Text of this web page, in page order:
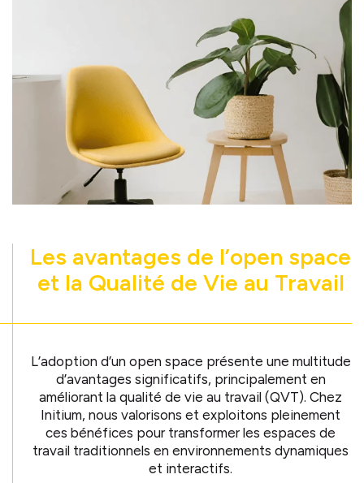
Les avantages de l’open space
et la Qualité de Vie au Travail
L’adoption d’un open space présente une multitude
d’avantages significatifs, principalement en
améliorant la qualité de vie au travail (QVT). Chez
Initium, nous valorisons et exploitons pleinement
ces bénéfices pour transformer les espaces de
travail traditionnels en environnements dynamiques
et interactifs.